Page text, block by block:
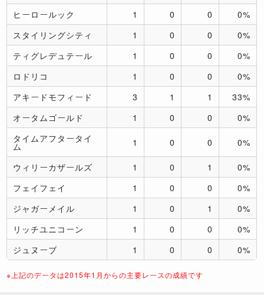
ヒーロールック
1 0 0
0%
スタイリングシティ
1 0 0
0%
ティグレデュテール
1 0 0
0%
ロドリコ
1 0 0
0%
アキードモフィード
3 1 1
33%
オータムゴールド
1 0 0
0%
タイムアフタータイ
ム 1 0 0 0%
ウィリーカザールズ 1 0 1
0%
フェイフェイ
1 0 0
0%
ジャガーメイル
1 0 1
0%
リッチユニコーン
1 0 0
0%
ジュヌーブ
1 0 0 0%
※上記のデータは2015年1月からの主要レースの成績です